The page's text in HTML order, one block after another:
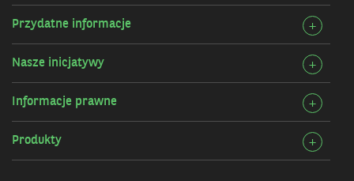
O
Przydatne informacje +
Nasze inicjatywy +
Informacje prawne +
Produkty +